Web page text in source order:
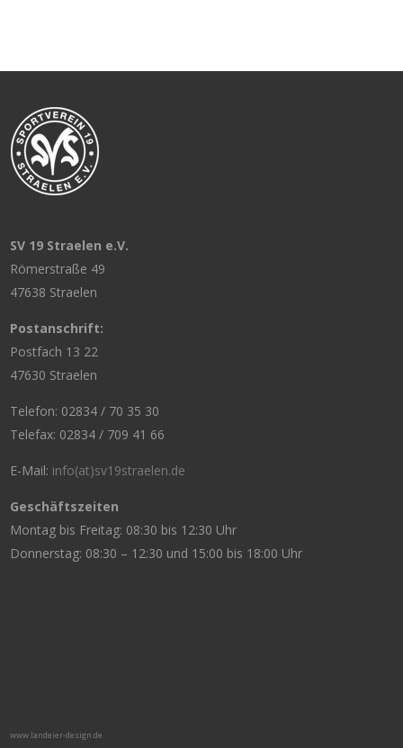
SV 19 Straelen e.V.
Römerstraße 49
47638 Straelen
Postanschrift:
Postfach 13 22
47630 Straelen
Telefon: 02834 / 70 35 30
Telefax: 02834 / 709 41 66
E-Mail: info(at)sv19straelen.de
Geschäftszeiten
Montag bis Freitag: 08:30 bis 12:30 Uhr
Donnerstag: 08:30 – 12:30 und 15:00 bis 18:00 Uhr
www.landeier-design.de